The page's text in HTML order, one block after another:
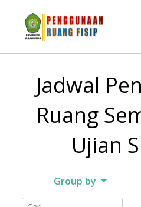
Jadwal
Ruang
Ujian
Group by